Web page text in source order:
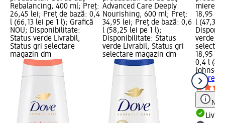
Rebalancing, 400 ml; Preț:
26,45 lei; Preț de bază: 0,4
l (66,13 lei pe 1 l); Grafică
NOU; Disponibilitate:
Status verde Livrabil,
Status gri selectare
magazin dm
Advanced Care Deeply
Nourishing, 600 ml; Preț:
34,95 lei; Preț de bază: 0,6
l (58,25 lei pe 1 l);
Disponibilitate: Status
verde Livrabil, Status gri
selectare magazin dm
miere,
18,95
l (47,38
verde
18,95 lei
0,4 l
miere,
Notă